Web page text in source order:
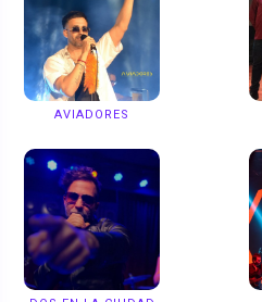
AVIADORES